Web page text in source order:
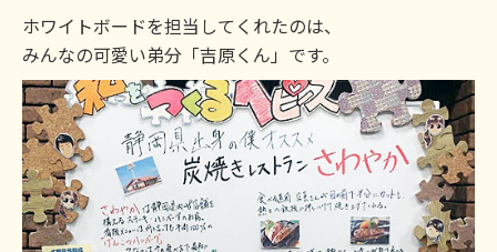
ホワイトボードを担当してくれたのは、
みんなの可愛い弟分「吉原くん」です。